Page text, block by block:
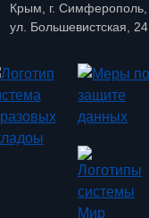
Крым, г. Симферополь,
ул. Большевистская, 24